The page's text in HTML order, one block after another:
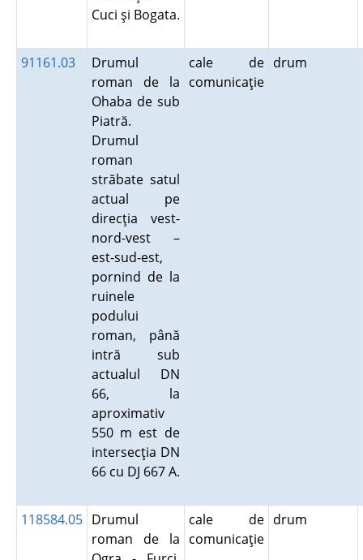
Cuci şi Bogata.
91161.03
Drumul
roman de la
Ohaba de sub
Piatră.
Drumul
roman
străbate satul
actual pe
direcţia vest-
nord-vest –
est-sud-est,
pornind de la
ruinele
podului
roman, până
intră sub
actualul DN
66, la
aproximativ
550 m est de
intersecţia DN
66 cu DJ 667 A.
cale de
comunicaţie
drum
118584.05 Drumul
roman de la
cale de
comunicaţie
drum